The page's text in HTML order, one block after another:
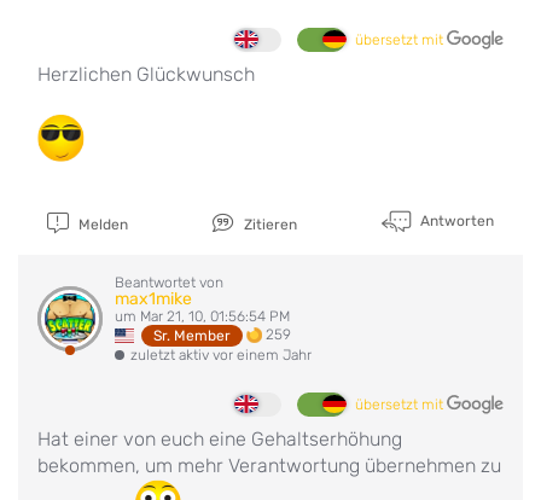
übersetzt mit
Herzlichen Glückwunsch
Melden Zitieren Antworten
Beantwortet von
max1mike
um Mar 21, 10, 01:56:54 PM
Sr. Member
259
zuletzt aktiv vor einem Jahr
übersetzt mit
Hat einer von euch eine Gehaltserhöhung
bekommen, um mehr Verantwortung übernehmen zu